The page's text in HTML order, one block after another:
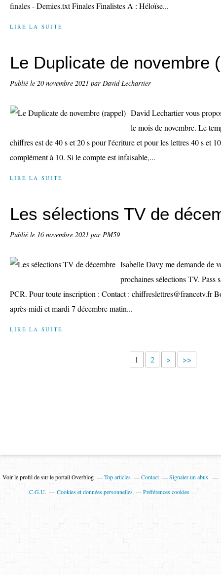
finales - Demies.txt Finales Finalistes A : Héloïse...
LIRE LA SUITE
Le Duplicate de novembre
Publié le 20 novembre 2021 par David Lechartier
David Lechartier vous
le mois de novembre. Le
chiffres est de 40 s et 20 s pour l'écriture et pour les lettres 40 s et
complément à 10. Si le compte est infaisable,...
LIRE LA SUITE
Les sélections TV de
Publié le 16 novembre 2021 par PM59
Isabelle Davy me demande de
prochaines sélections TV. Pass
PCR. Pour toute inscription : Contact : chiffreslettres@francetv.fr
après-midi et mardi 7 décembre matin...
LIRE LA SUITE
1 2 > >>
Voir le profil desur le portail Overblog Top articles Contact
Signaler un abus
C.G.U.
Cookies et données personnelles Préférences cookies